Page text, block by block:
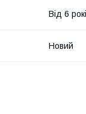
Від 6
Новий